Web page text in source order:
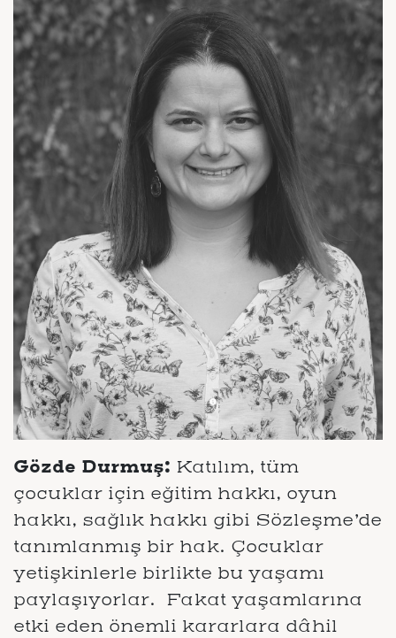
Gözde Durmuş: Katılım, tüm
çocuklar için eğitim hakkı, oyun
hakkı, sağlık hakkı gibi Sözleşme’de
tanımlanmış bir hak. Çocuklar
yetişkinlerle birlikte bu yaşamı
paylaşıyorlar. Fakat yaşamlarına
etki eden önemli kararlara dâhil